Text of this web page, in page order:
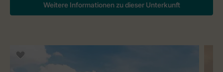
Weitere Informationen zu dieser Unterkunft